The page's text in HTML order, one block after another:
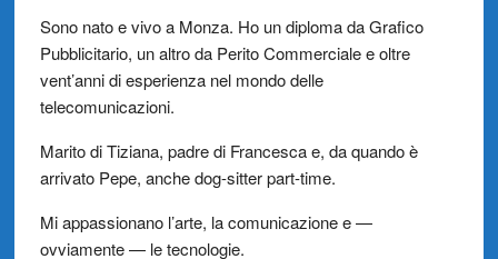
Sono nato e vivo a Monza. Ho un diploma da Grafico
Pubblicitario, un altro da Perito Commerciale e oltre
vent’anni di esperienza nel mondo delle
telecomunicazioni.
Marito di Tiziana, padre di Francesca e, da quando è
arrivato Pepe, anche dog-sitter part-time.
Mi appassionano l’arte, la comunicazione e —
ovviamente — le tecnologie.